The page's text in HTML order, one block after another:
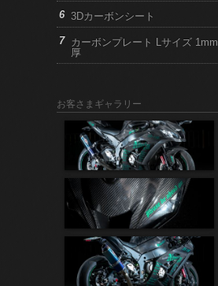
3Dカーボンシート
カーボンプレート Lサイズ 1mm
厚
お客さまギャラリー